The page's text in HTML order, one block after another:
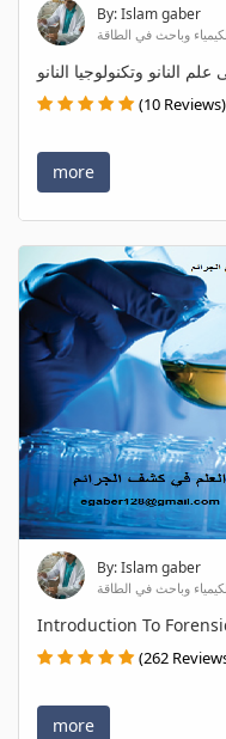
By: Islam gaber
النانو وتكنولوجيا النانو
(10 Reviews)
more
By: Islam gaber
Introduction To
(262
more